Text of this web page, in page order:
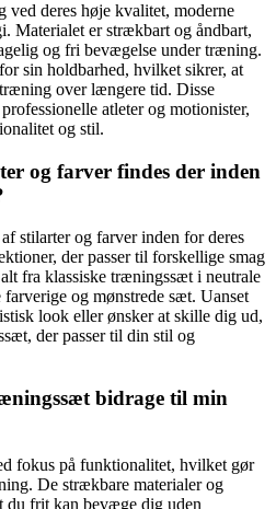
deres høje kvalitet, moderne
Materialet er strækbart og åndbart,
og fri bevægelse under træning.
sin holdbarhed, hvilket sikrer, at
over længere tid. Disse
atleter og motionister,
og stil.
og farver findes der inden
stilarter og farver inden for deres
der passer til forskellige smag
fra klassiske træningssæt i neutrale
og mønstrede sæt. Uanset
look eller ønsker at skille dig ud,
der passer til din stil og
bidrage til min
fokus på funktionalitet, hvilket gør
De strækbare materialer og
du frit kan bevæge dig uden